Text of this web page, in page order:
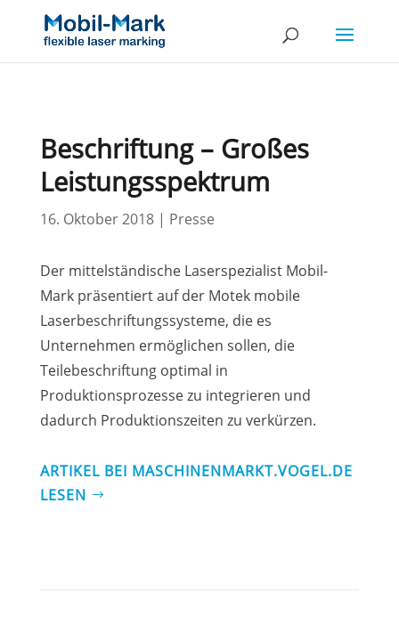
Beschriftung – Großes
Leistungsspektrum
16. Oktober 2018| Presse
Der mittelständische Laserspezialist Mobil-
Mark präsentiert auf der Motek mobile
Laserbeschriftungssysteme, die es
Unternehmen ermöglichen sollen, die
Teilebeschriftung optimal in
Produktionsprozesse zu integrieren und
dadurch Produktionszeiten zu verkürzen.
ARTIKEL BEI MASCHINENMARKT.VOGEL.DE
LESEN